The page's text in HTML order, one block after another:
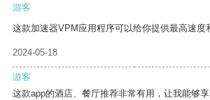
游客
这款加速器VPM应用程序可以给你提供最高速度
2024-05-18
游客
这款app的酒店、餐厅推荐非常有用，让我能够